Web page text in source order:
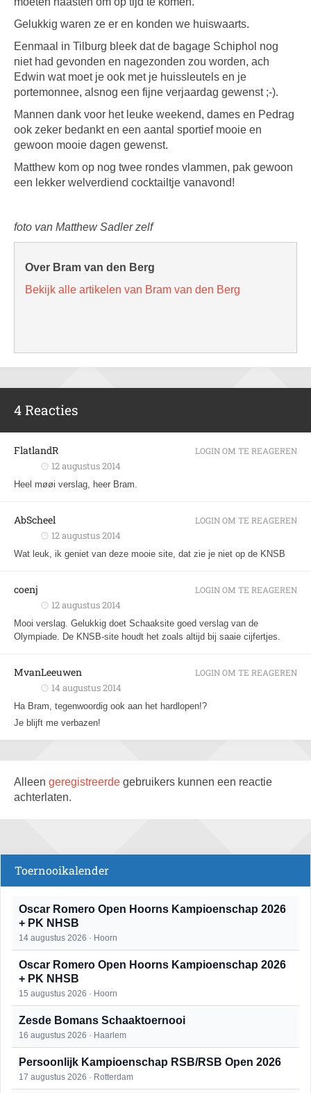
Gelukkig waren ze er en konden we huiswaarts.
Eenmaal in Tilburg bleek dat de bagage Schiphol nog
niet had gevonden en nagezonden zou worden, ach
Edwin wat moet je ook met je huissleutels en je
portemonnee, alsnog een fijne verjaardag gewenst ;-).
Mannen dank voor het leuke weekend, dames en Pedrag
ook zeker bedankt en een aantal sportief mooie en
gewoon mooie dagen gewenst.
Matthew kom op nog twee rondes vlammen, pak gewoon
een lekker welverdiend cocktailtje vanavond!
foto van Matthew Sadler zelf
Over Bram van den Berg
Bekijk alle artikelen van Bram van den Berg
4 Reacties
FlatlandR
12 augustus 2014
Heel møøi verslag, heer Bram.
LOGIN OM TE REAGEREN
AbScheel
12 augustus 2014
Wat leuk, ik geniet van deze mooie site, dat zie je niet op de KNSB
LOGIN OM TE REAGEREN
coenj
12 augustus 2014
Mooi verslag. Gelukkig doet Schaaksite goed verslag van de
Olympiade. De KNSB-site houdt het zoals altijd bij saaie cijfertjes.
LOGIN OM TE REAGEREN
MvanLeeuwen
14 augustus 2014
Ha Bram, tegenwoordig ook aan het hardlopen!?
Je blijft me verbazen!
LOGIN OM TE REAGEREN
Alleen geregistreerde gebruikers kunnen een reactie
achterlaten.
Toernooikalender
Oscar Romero Open Hoorns Kampioenschap 2026
+ PK NHSB
14 augustus 2026 · Hoorn
Oscar Romero Open Hoorns Kampioenschap 2026
+ PK NHSB
15 augustus 2026 · Hoorn
Zesde Bomans Schaaktoernooi
16 augustus 2026 · Haarlem
Persoonlijk Kampioenschap RSB/RSB Open 2026
17 augustus 2026 · Rotterdam